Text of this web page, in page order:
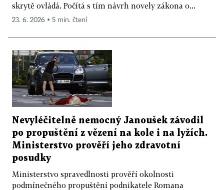
skrytě ovládá. Počítá s tím návrh novely zákona o...
23. 6. 2026 ▪ 5 min. čtení
Nevyléčitelně nemocný Janoušek závodil
po propuštění z vězení na kole i na lyžích.
Ministerstvo prověří jeho zdravotní
posudky
Ministerstvo spravedlnosti prověří okolnosti
podmínečného propuštění podnikatele Romana